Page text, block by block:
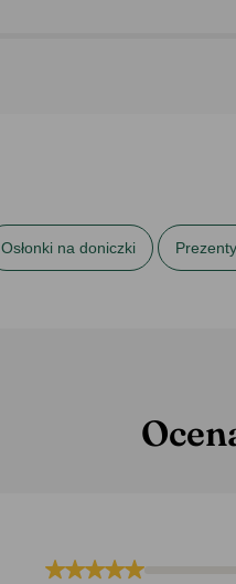
Osłonki na doniczki